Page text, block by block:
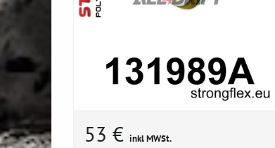
53 € inkl MWSt.